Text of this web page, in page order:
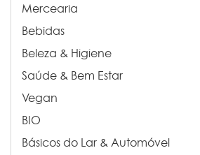
Mercearia
Bebidas
Beleza & Higiene
Saúde & Bem Estar
Vegan
BIO
Básicos do Lar & Automóvel